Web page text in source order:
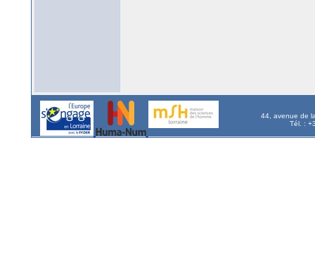
44, avenue de
Tél. :